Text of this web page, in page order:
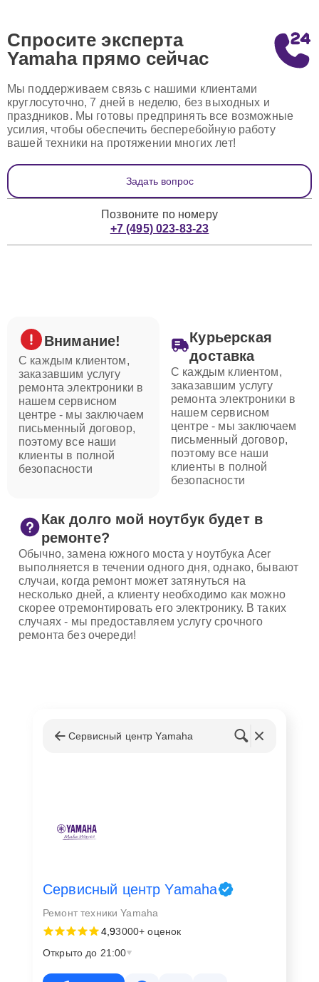
Спросите эксперта
Yamaha прямо сейчас
Мы поддерживаем связь с нашими клиентами
круглосуточно, 7 дней в неделю, без выходных и
праздников. Мы готовы предпринять все возможные
усилия, чтобы обеспечить бесперебойную работу
вашей техники на протяжении многих лет!
Задать вопрос
Позвоните по номеру
+7 (495) 023-83-23
Внимание!
С каждым клиентом,
заказавшим услугу
ремонта электроники в
нашем сервисном
центре - мы заключаем
письменный договор,
поэтому все наши
клиенты в полной
безопасности
Курьерская
доставка
С каждым клиентом,
заказавшим услугу
ремонта электроники в
нашем сервисном
центре - мы заключаем
письменный договор,
поэтому все наши
клиенты в полной
безопасности
Как долго мой ноутбук будет в
ремонте?
Обычно, замена южного моста у ноутбука Acer
выполняется в течении одного дня, однако, бывают
случаи, когда ремонт может затянуться на
несколько дней, а клиенту необходимо как можно
скорее отремонтировать его электронику. В таких
случаях - мы предоставляем услугу срочного
ремонта без очереди!
Сервисный центр Yamaha
Сервисный центр Yamaha
Ремонт техники Yamaha
4,93000+ оценок
Открыто до 21:00